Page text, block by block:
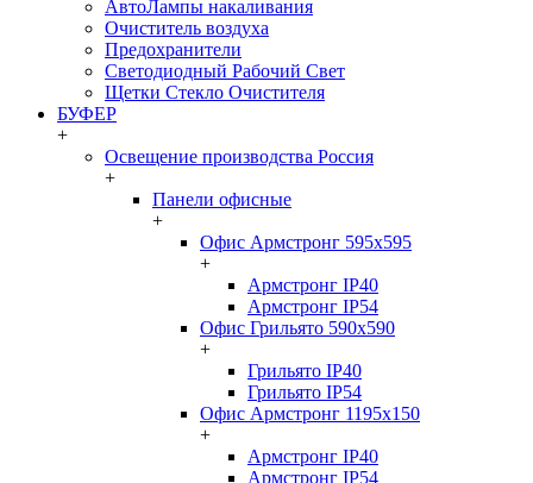
АвтоЛампы накаливания
Очиститель воздуха
Предохранители
Светодиодный Рабочий Свет
Щетки Стекло Очистителя
БУФЕР
+
Освещение производства Россия
+
Панели офисные
+
Офис Армстронг 595x595
+
Армстронг IP40
Армстронг IP54
Офис Грильято 590x590
+
Грильято IP40
Грильято IP54
Офис Армстронг 1195x150
+
Армстронг IP40
Армстронг IP54